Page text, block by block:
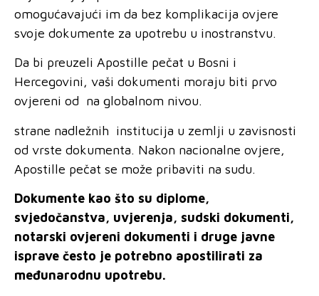
omogućavajući im da bez komplikacija ovjere
svoje dokumente za upotrebu u inostranstvu.
Da bi preuzeli Apostille pečat u Bosni i
Hercegovini, vaši dokumenti moraju biti prvo
ovjereni od na globalnom nivou.
strane nadležnih institucija u zemlji u zavisnosti
od vrste dokumenta. Nakon nacionalne ovjere,
Apostille pečat se može pribaviti na sudu.
Dokumente kao što su diplome,
svjedočanstva, uvjerenja, sudski dokumenti,
notarski ovjereni dokumenti i druge javne
isprave često je potrebno apostilirati za
međunarodnu upotrebu.